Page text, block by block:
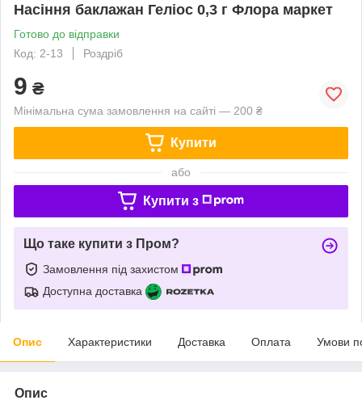
Насіння баклажан Геліос 0,3 г Флора маркет
Готово до відправки
Код: 2-13
Роздріб
9 ₴
Мінімальна сума замовлення на сайті — 200 ₴
Купити
або
Купити з
Що таке купити з Пром?
Замовлення під захистом
Доступна доставка
Опис Характеристики Доставка Оплата Умови
Опис